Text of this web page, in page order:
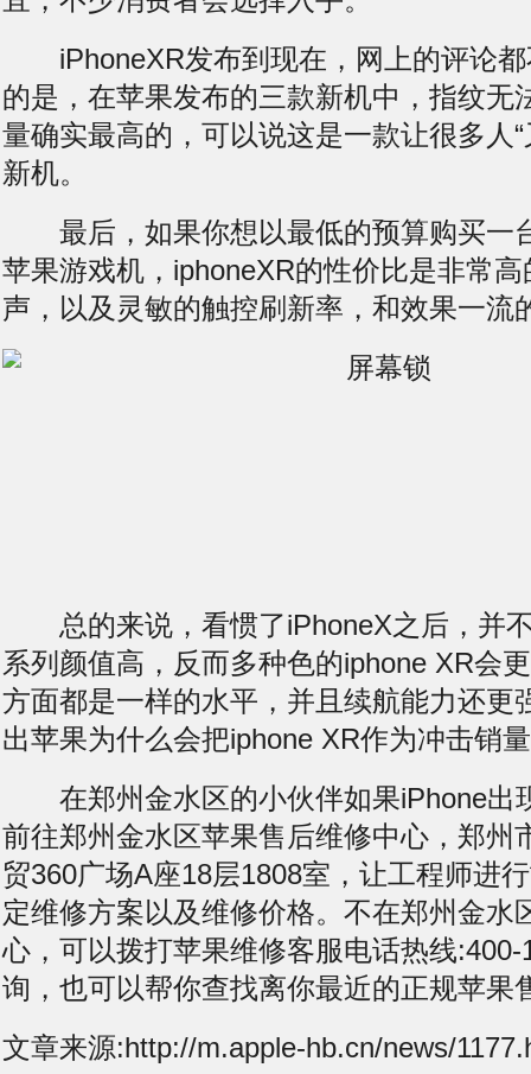
iPhoneXR发布到现在，网上的评论都
的是，在苹果发布的三款新机中， 指纹无
量确实最高的，可以说这是一款让很多人
新机。
最后，如果你想以最低的预算购买一
苹果游戏机，iphoneXR的性价比是非常
声，以及灵敏的触控刷新率，和效果一流
总的来说，看惯了iPhoneX之后，并
系列颜值高，反而多种色的iphone XR会
方面都是一样的水平，并且续航能力还更
出苹果为什么会把iphone XR作为冲击销
在郑州金水区的小伙伴如果iPhone出
前往郑州金水区苹果售后维修中心，郑州
贸360广场A座18层1808室，让工程师进
定维修方案以及维修价格。不在郑州金水
心，可以拨打苹果维修客服电话热线:400-
询，也可以帮你查找离你最近的正规苹果
文章来源:http://m.apple-hb.cn/news/